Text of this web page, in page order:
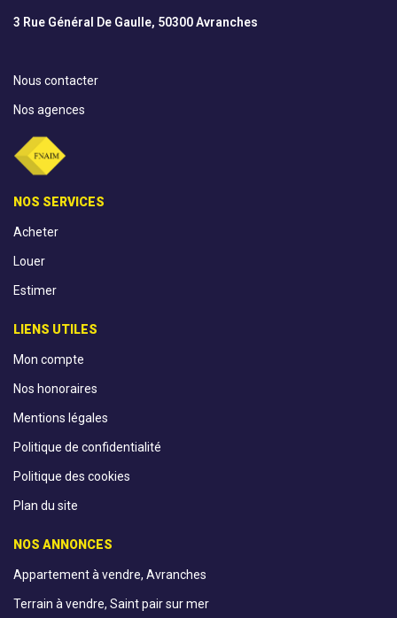
3 Rue Général De Gaulle, 50300 Avranches
Nous contacter
Nos agences
NOS SERVICES
Acheter
Louer
Estimer
LIENS UTILES
Mon compte
Nos honoraires
Mentions légales
Politique de confidentialité
Politique des cookies
Plan du site
NOS ANNONCES
Appartement à vendre, Avranches
Terrain à vendre, Saint pair sur mer